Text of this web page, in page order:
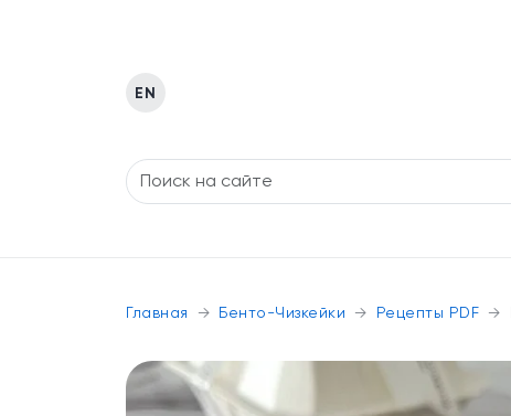
EN
Главная Бенто-Чизкейки Рецепты PDF